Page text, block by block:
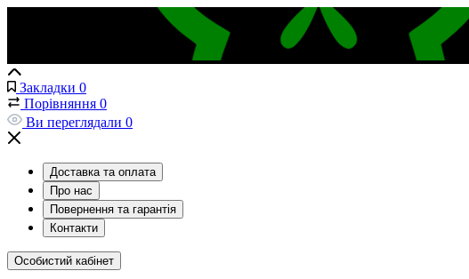
Закладки 0
Порівняння 0
Ви переглядали 0
Доставка та оплата
Про нас
Повернення та гарантія
Контакти
Особистий кабінет